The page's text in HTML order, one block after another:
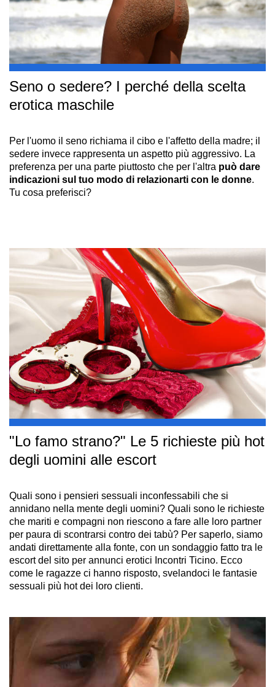
Seno o sedere? I perché della scelta
erotica maschile
Per l'uomo il seno richiama il cibo e l'affetto della madre; il
sedere invece rappresenta un aspetto più aggressivo. La
preferenza per una parte piuttosto che per l'altra può dare
indicazioni sul tuo modo di relazionarti con le donne.
Tu cosa preferisci?
"Lo famo strano?" Le 5 richieste più hot
degli uomini alle escort
Quali sono i pensieri sessuali inconfessabili che si
annidano nella mente degli uomini? Quali sono le richieste
che mariti e compagni non riescono a fare alle loro partner
per paura di scontrarsi contro dei tabù? Per saperlo, siamo
andati direttamente alla fonte, con un sondaggio fatto tra le
escort del sito per annunci erotici Incontri Ticino. Ecco
come le ragazze ci hanno risposto, svelandoci le fantasie
sessuali più hot dei loro clienti.